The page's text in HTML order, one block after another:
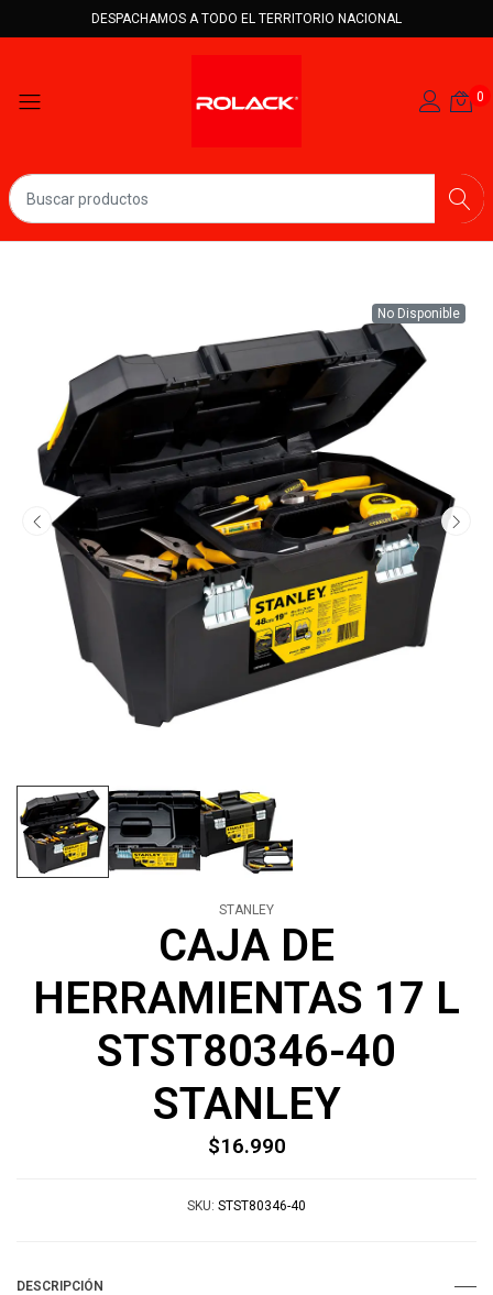
DESPACHAMOS A TODO EL TERRITORIO NACIONAL
0
No Disponible
STANLEY
CAJA DE
HERRAMIENTAS 17 L
STST80346-40
STANLEY
$16.990
SKU: STST80346-40
DESCRIPCIÓN